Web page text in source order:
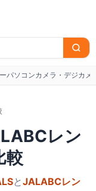
パソコンカメラ・デジカメ
レン
較
とJALABCレン